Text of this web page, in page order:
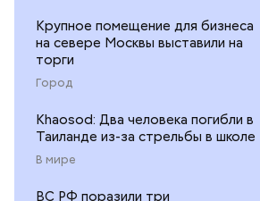
Крупное помещение для бизнеса
на севере Москвы выставили на
торги
Город
Khaosod: Два человека погибли в
Таиланде из-за стрельбы в школе
В мире
ВС РФ поразили три